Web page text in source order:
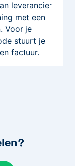
leverancier
met een
Voor je
stuurt je
factuur.